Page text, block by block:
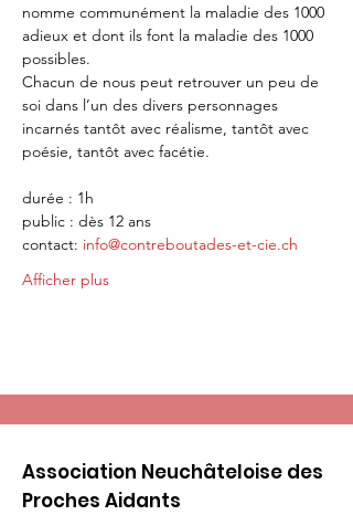
nomme communément la maladie des 1000
adieux et dont ils font la maladie des 1000
possibles.
Chacun de nous peut retrouver un peu de
soi dans l’un des divers personnages
incarnés tantôt avec réalisme, tantôt avec
poésie, tantôt avec facétie.
durée : 1h
public : dès 12 ans
contact: info@contreboutades-et-cie.ch
Afficher plus
Association Neuchâteloise des
Proches Aidants